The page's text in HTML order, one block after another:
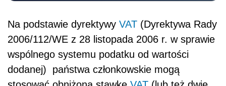
Na podstawie dyrektywy VAT (Dyrektywa Rady
2006/112/WE z 28 listopada 2006 r. w sprawie
wspólnego systemu podatku od wartości
dodanej) państwa członkowskie mogą